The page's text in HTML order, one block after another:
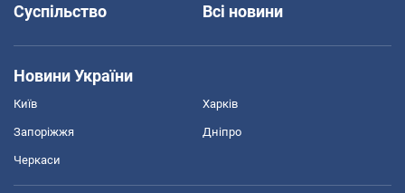
Суспільство
Всі новини
Новини України
Київ Харків
Запоріжжя Дніпро
Черкаси